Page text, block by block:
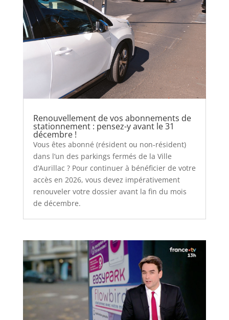
Renouvellement de vos abonnements de
stationnement : pensez-y avant le 31
décembre !
Vous êtes abonné (résident ou non-résident)
dans l’un des parkings fermés de la Ville
d’Aurillac ? Pour continuer à bénéficier de votre
accès en 2026, vous devez impérativement
renouveler votre dossier avant la fin du mois
de décembre.